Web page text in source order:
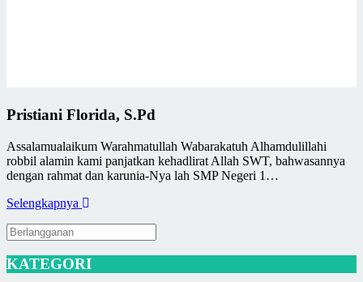
Pristiani Florida, S.Pd
Assalamualaikum Warahmatullah Wabarakatuh Alhamdulillahi
robbil alamin kami panjatkan kehadlirat Allah SWT, bahwasannya
dengan rahmat dan karunia-Nya lah SMP Negeri 1…
Selengkapnya
KATEGORI